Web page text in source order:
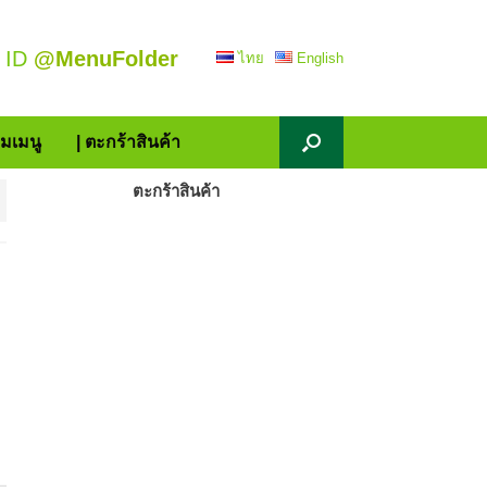
ID @MenuFolder ไทย English
เมนู | ตะกร้าสินค้า
ตะกร้าสินค้า